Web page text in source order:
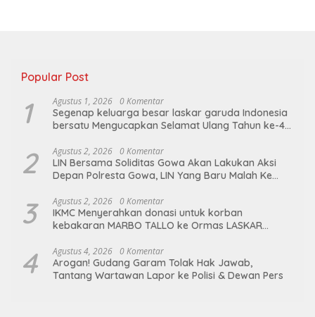
Popular Post
1 Agustus 1, 2026 0 Komentar
Segenap keluarga besar laskar garuda Indonesia
bersatu Mengucapkan Selamat Ulang Tahun ke-44
2 Agustus 2, 2026 0 Komentar
LIN Bersama Soliditas Gowa Akan Lakukan Aksi
Depan Polresta Gowa, LIN Yang Baru Malah Ke
3 Agustus 2, 2026 0 Komentar
IKMC Menyerahkan donasi untuk korban
kebakaran MARBO TALLO ke Ormas LASKAR
4 Agustus 4, 2026 0 Komentar
Arogan! Gudang Garam Tolak Hak Jawab,
Tantang Wartawan Lapor ke Polisi & Dewan Pers